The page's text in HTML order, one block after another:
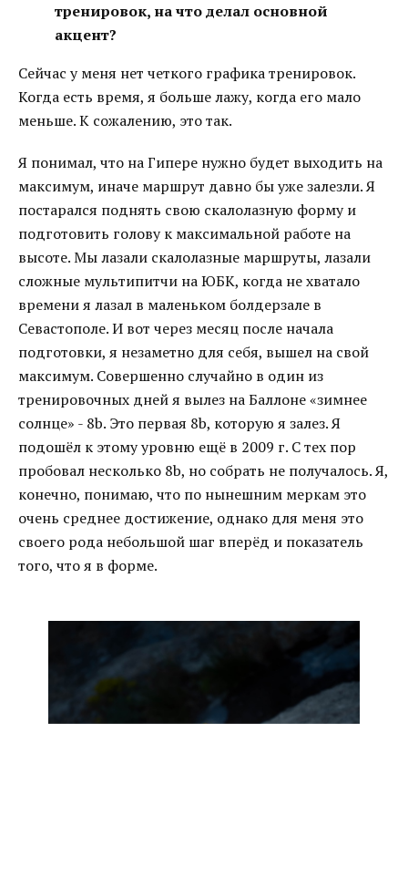
тренировок, на что делал основной
акцент?
Сейчас у меня нет четкого графика тренировок.
Когда есть время, я больше лажу, когда его мало
меньше. К сожалению, это так.
Я понимал, что на Гипере нужно будет выходить на
максимум, иначе маршрут давно бы уже залезли. Я
постарался поднять свою скалолазную форму и
подготовить голову к максимальной работе на
высоте. Мы лазали скалолазные маршруты, лазали
сложные мультипитчи на ЮБК, когда не хватало
времени я лазал в маленьком болдерзале в
Севастополе. И вот через месяц после начала
подготовки, я незаметно для себя, вышел на свой
максимум. Совершенно случайно в один из
тренировочных дней я вылез на Баллоне «зимнее
солнце» - 8b. Это первая 8b, которую я залез. Я
подошёл к этому уровню ещё в 2009 г. С тех пор
пробовал несколько 8b, но собрать не получалось. Я,
конечно, понимаю, что по нынешним меркам это
очень среднее достижение, однако для меня это
своего рода небольшой шаг вперёд и показатель
того, что я в форме.